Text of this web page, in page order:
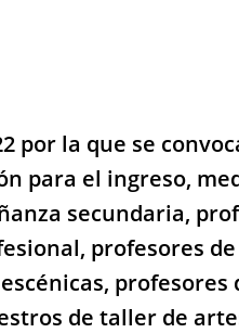
por la que se
para el ingreso,
secundaria,
profesores
de taller de